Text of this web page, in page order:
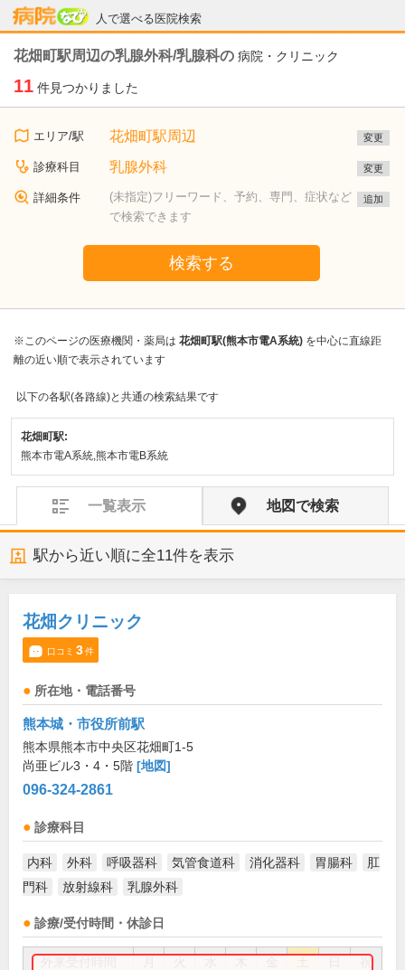
人で選べる医院検索
病院なび
花畑町駅周辺の乳腺外科/乳腺科の 病院・クリニック
11 件見つかりました
エリア/駅 花畑町駅周辺 変更
診療科目 乳腺外科 変更
詳細条件
(未指定)フリーワード、予約、専門、症状など
で検索できます
追加
検索する
※このページの医療機関・薬局は 花畑町駅(熊本市電A系統) を中心に直線距
離の近い順で表示されています
以下の各駅(各路線)と共通の検索結果です
花畑町駅:
熊本市電A系統,熊本市電B系統
一覧表示 地図で検索
駅から近い順に全11件を表示
花畑クリニック
口コミ 3件
所在地・電話番号
熊本城・市役所前駅
熊本県熊本市中央区花畑町1-5
尚亜ビル3・4・5階 [地図]
096-324-2861
診療科目
内科 外科 呼吸器科 気管食道科 消化器科 胃腸科
肛
門科
放射線科 乳腺外科
診療/受付時間・休診日
祝